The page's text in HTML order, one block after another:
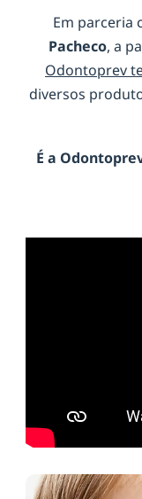
Em parceria
Pacheco, a
Odontoprev
diversos
É a